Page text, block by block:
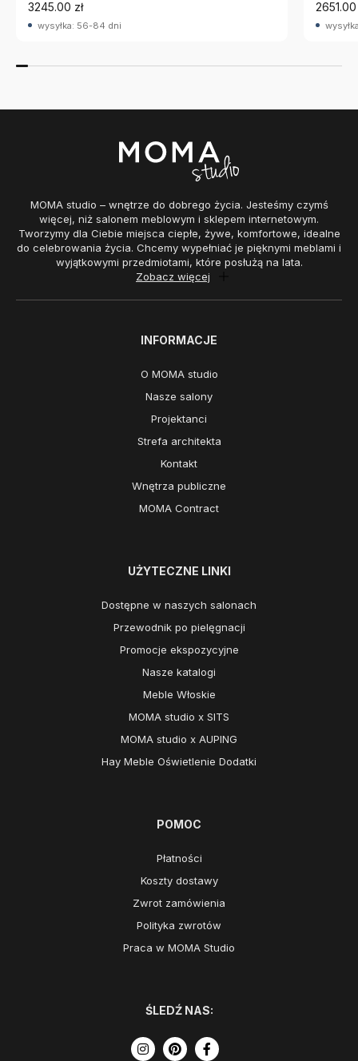
3245.00 zł
wysyłka: 56-84 dni
2651.00
MOMA studio – wnętrze do dobrego życia. Jesteśmy czymś
więcej, niż salonem meblowym i sklepem internetowym.
Tworzymy dla Ciebie miejsca ciepłe, żywe, komfortowe, idealne
do celebrowania życia. Chcemy wypełniać je pięknymi meblami i
wyjątkowymi przedmiotami, które posłużą na lata.
Zobacz więcej
INFORMACJE
O MOMA studio
Nasze salony
Projektanci
Strefa architekta
Kontakt
Wnętrza publiczne
MOMA Contract
UŻYTECZNE LINKI
Dostępne w naszych salonach
Przewodnik po pielęgnacji
Promocje ekspozycyjne
Nasze katalogi
Meble Włoskie
MOMA studio x SITS
MOMA studio x AUPING
Hay Meble Oświetlenie Dodatki
POMOC
Płatności
Koszty dostawy
Zwrot zamówienia
Polityka zwrotów
Praca w MOMA Studio
ŚLEDŹ NAS: